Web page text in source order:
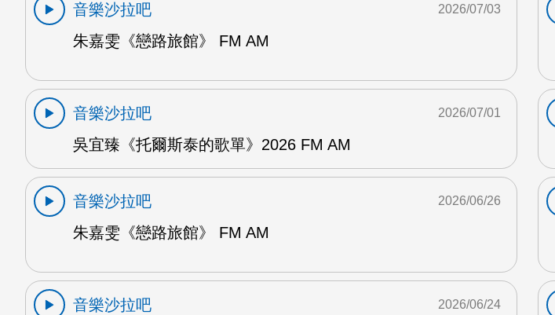
音樂沙拉吧
朱嘉雯《戀路旅館》 FM AM
2026/07/03
音樂沙拉吧
吳宜臻《托爾斯泰的歌單》2026 FM AM
2026/07/01
音樂沙拉吧
朱嘉雯《戀路旅館》 FM AM
2026/06/26
音樂沙拉吧
2026/06/24